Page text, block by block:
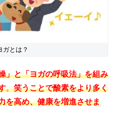
ガとは？
」と「ヨガの呼吸法」を組み
。笑うことで酸素をより多く
を高め、健康を増進させま